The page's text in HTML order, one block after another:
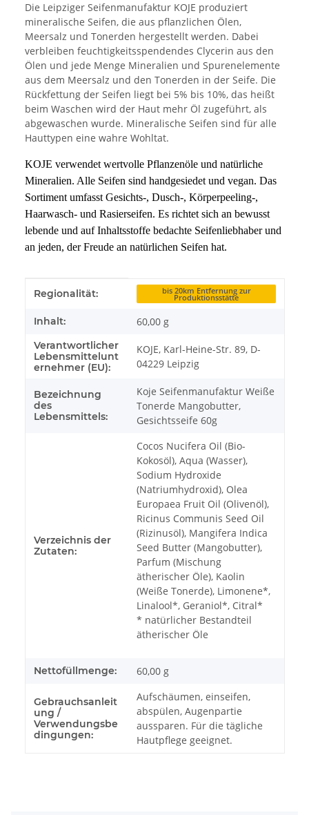
Die Leipziger Seifenmanufaktur KOJE produziert
mineralische Seifen, die aus pflanzlichen Ölen,
Meersalz und Tonerden hergestellt werden. Dabei
verbleiben feuchtigkeitsspendendes Clycerin aus den
Ölen und jede Menge Mineralien und Spurenelemente
aus dem Meersalz und den Tonerden in der Seife. Die
Rückfettung der Seifen liegt bei 5% bis 10%, das heißt
beim Waschen wird der Haut mehr Öl zugeführt, als
abgewaschen wurde. Mineralische Seifen sind für alle
Hauttypen eine wahre Wohltat.
KOJE verwendet wertvolle Pflanzenöle und natürliche
Mineralien. Alle Seifen sind handgesiedet und vegan. Das
Sortiment umfasst Gesichts-, Dusch-, Körperpeeling-,
Haarwasch- und Rasierseifen. Es richtet sich an bewusst
lebende und auf Inhaltsstoffe bedachte Seifenliebhaber und
an jeden, der Freude an natürlichen Seifen hat.
Produkteigenschaft
Wert
Regionalität: bis 20km Entfernung zur
Produktionsstätte
Inhalt: 60,00 g
Verantwortlicher
Lebensmittelunt
ernehmer (EU):
KOJE, Karl-Heine-Str. 89, D-
04229 Leipzig
Bezeichnung
des
Lebensmittels:
Koje Seifenmanufaktur Weiße
Tonerde Mangobutter,
Gesichtsseife 60g
Verzeichnis der
Zutaten:
Cocos Nucifera Oil (Bio-
Kokosöl), Aqua (Wasser),
Sodium Hydroxide
(Natriumhydroxid), Olea
Europaea Fruit Oil (Olivenöl),
Ricinus Communis Seed Oil
(Rizinusöl), Mangifera Indica
Seed Butter (Mangobutter),
Parfum (Mischung
ätherischer Öle), Kaolin
(Weiße Tonerde), Limonene*,
Linalool*, Geraniol*, Citral*
* natürlicher Bestandteil
ätherischer Öle
Nettofüllmenge: 60,00 g
Gebrauchsanleit
ung /
Verwendungsbe
dingungen:
Aufschäumen, einseifen,
abspülen, Augenpartie
aussparen. Für die tägliche
Hautpflege geeignet.